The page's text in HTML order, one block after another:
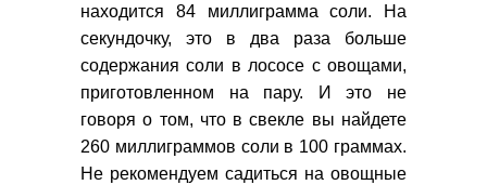
находится 84 миллиграмма соли. На
секундочку, это в два раза больше
содержания соли в лососе с овощами,
приготовленном на пару. И это не
говоря о том, что в свекле вы найдете
260 миллиграммов соли в 100 граммах.
Не рекомендуем садиться на овощные